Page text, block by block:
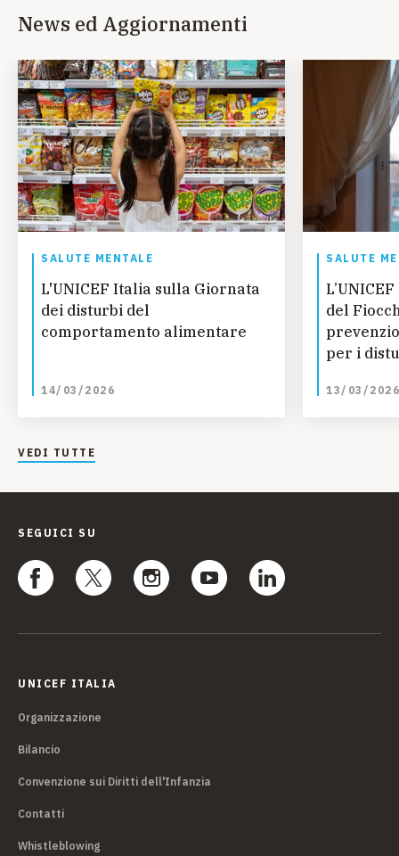
News ed Aggiornamenti
SALUTE MENTALE
L'UNICEF Italia sulla Giornata
dei disturbi del
comportamento alimentare
14/03/2026
SALUTE
del
per i
13/03/2026
VEDI TUTTE
SEGUICI SU
UNICEF ITALIA
Organizzazione
Bilancio
Convenzione sui Diritti dell'Infanzia
Contatti
Whistleblowing